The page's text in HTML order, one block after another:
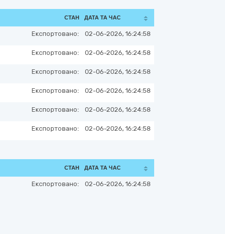
СТАН ДАТА ТА ЧАС
Експортовано: 02-06-2026, 16:24:58
Експортовано: 02-06-2026, 16:24:58
Експортовано: 02-06-2026, 16:24:58
Експортовано: 02-06-2026, 16:24:58
Експортовано: 02-06-2026, 16:24:58
Експортовано: 02-06-2026, 16:24:58
СТАН ДАТА ТА ЧАС
Експортовано: 02-06-2026, 16:24:58